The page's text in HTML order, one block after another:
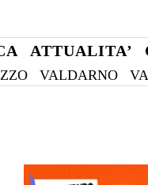
ATTUALITA’
VALDARNO